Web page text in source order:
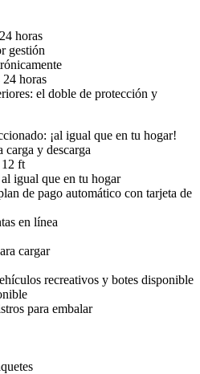
horas
gestión
horas
el doble de protección y
¡al igual que en tu hogar!
carga y descarga
12 ft
igual que en tu hogar
de pago automático con tarjeta de
en línea
cargar
recreativos y botes disponible
para embalar